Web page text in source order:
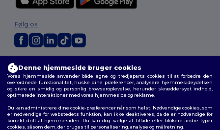
Vilkår og Betingelser|Tilpasset politik |Fortrolighedspolitik
cookies|Sitemap
Følg os
Denne hjemmeside bruger cookies
Vores hjemmeside anvender både egne og tredjeparts cookies til at forbedre den
overordnede funktionalitet, huske dine præferencer, analysere hjemmesideydelsen
og sikre en smidig og personlig browseroplevelse, herunder skræddersyet indhold,
optimerede interaktioner med vores hjemmeside og reklame.
Du kan administrere dine cookie-præferencer når som helst. Nødvendige cookies, som
er nødvendige for webstedets funktion, kan ikke deaktiveres, da de er nødvendige for
korrekt drift af hjemmesiden. Du kan dog vælge at tillade eller blokere andre typer
cookies, såsom dem, der bruges til personalisering, analyse og målretning.